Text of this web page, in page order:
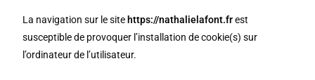
La navigation sur le site https://nathalielafont.frest
susceptible de provoquer l’installation de cookie(s) sur
l’ordinateur de l’utilisateur.